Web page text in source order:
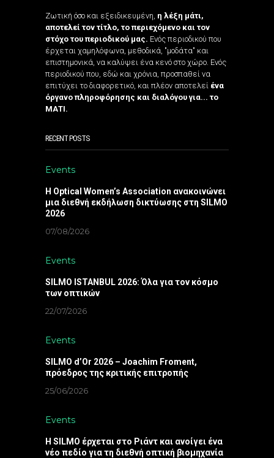
Ζωτική όσο και εξειδικευμένη, η λέξη μάτι,
αποτελεί τον τίτλο, το περιεχόμενο και τον
στόχο του περιοδικού μας. Ενός περιοδικού που
έρχεται χαμηλόφωνα, μεθοδικά, "μοδάτα" και
επιστημονικά, να καλύψει ένα κενό στο χώρο. Ενός
περιοδικού που, εδώ και χρόνια, προσπαθεί να
επιτύχει το διαφορετικό, και πλέον αποτελεί ένα
όργανο πληροφόρησης και διαλόγου για... το
ΜΑΤΙ.
RECENT POSTS
Events
Η Optical Women’s Association ανακοινώνει
μια διεθνή εκδήλωση δικτύωσης στη SILMO
2026
07/08/2026
Events
SILMO ISTANBUL 2026: Όλα για τον κόσμο
των οπτικών
22/07/2026
Events
SILMO d’Or 2026 – Joachim Froment,
πρόεδρος της κριτικής επιτροπής
25/06/2026
Events
Η SILMO έρχεται στο Ριάντ και ανοίγει ένα
νέο πεδίο για τη διεθνή οπτική βιομηχανία